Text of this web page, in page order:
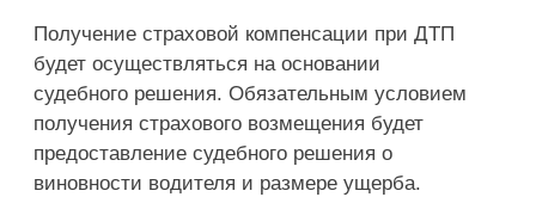
Получение страховой компенсации при ДТП
будет осуществляться на основании
судебного решения. Обязательным условием
получения страхового возмещения будет
предоставление судебного решения о
виновности водителя и размере ущерба.